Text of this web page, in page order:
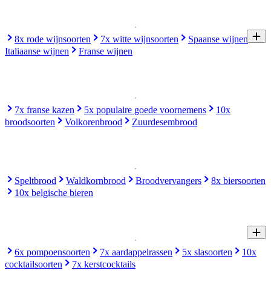
8x rode wijnsoorten 7x witte wijnsoorten
Spaanse wijnen
Italiaanse wijnen
Franse wijnen
7x franse kazen 5x populaire goede voornemens
10x
broodsoorten
Volkorenbrood Zuurdesembrood
Speltbrood Waldkornbrood Broodvervangers
8x biersoorten
10x belgische bieren
6x pompoensoorten 7x aardappelrassen 5x slasoorten
10x
cocktailsoorten
7x kerstcocktails